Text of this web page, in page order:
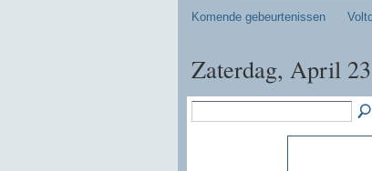
Komende gebeurtenissen
Zaterdag, April